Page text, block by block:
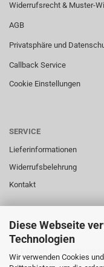
Diese Webseite
Technologien
Wir verwenden Cookies
Widerrufsrecht & Muster-
AGB
Privatsphäre und
Callback Service
Cookie Einstellungen
SERVICE
Lieferinformationen
Widerrufsbelehrung
Kontakt
SERVICE